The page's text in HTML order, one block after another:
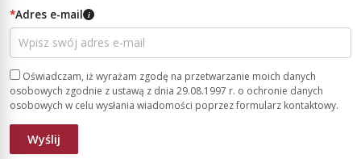
*Adres e-mail i
Oświadczam, iż wyrażam zgodę na przetwarzanie moich danych
osobowych zgodnie z ustawą z dnia 29.08.1997 r. o ochronie danych
osobowych w celu wysłania wiadomości poprzez formularz kontaktowy.